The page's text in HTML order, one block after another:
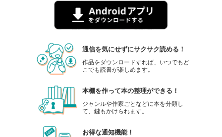
通信を気にせずにサクサク読める！
作品をダウンロードすれば、いつでもど
こでも読書が楽しめます。
本棚を作って本の整理ができる！
ジャンルや作家ごとなどに本を分類し
て、鍵もかけられます。
お得な通知機能！